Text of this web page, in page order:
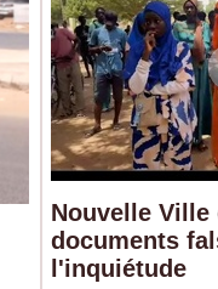
Nouvelle Ville
documents
l'inquiétude